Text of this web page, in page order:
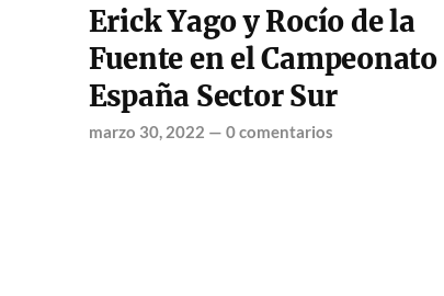
Erick Yago y Rocío de la
Fuente en el Campeonato
España Sector Sur
marzo 30, 2022 — 0 comentarios